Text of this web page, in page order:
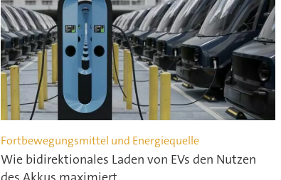
Fortbewegungsmittel und Energiequelle
Wie bidirektionales Laden von EVs den Nutzen